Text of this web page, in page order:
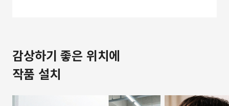
감상하기 좋은 위치에
작품 설치